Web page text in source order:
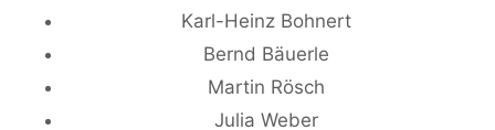
Karl-Heinz Bohnert
Bernd Bäuerle
Martin Rösch
Julia Weber